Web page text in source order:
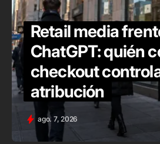
Retail media
ChatGPT: quién
checkout
atribución
ago. 7, 2026